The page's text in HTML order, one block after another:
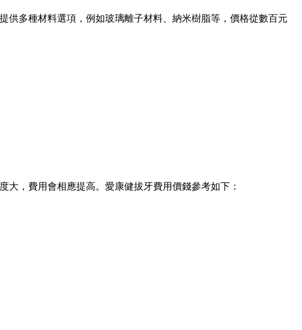
多種材料選項，例如玻璃離子材料、納米樹脂等，價格從數百元
，費用會相應提高。愛康健拔牙費用價錢參考如下：